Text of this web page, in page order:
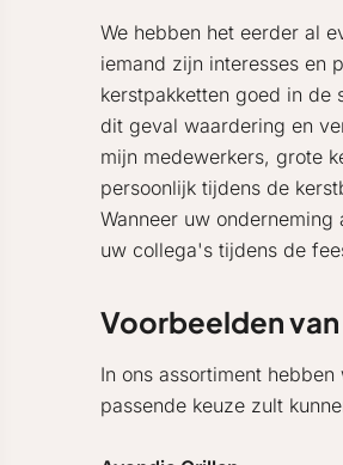
We hebben het eerder al
iemand zijn interesses en
kerstpakketten goed in de
dit geval waardering en
mijn medewerkers, grote
persoonlijk tijdens de
Wanneer uw
uw collega's tijdens de
Voorbeelden
In ons assortiment
passende keuze zult